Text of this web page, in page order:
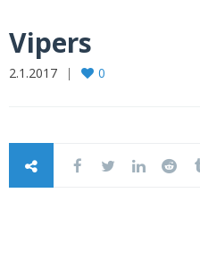
Vipers
2.1.2017 0